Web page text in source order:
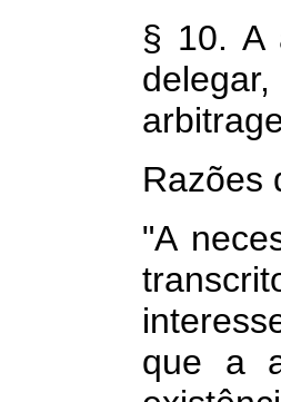
§ 10. A
Razões
"A
que a